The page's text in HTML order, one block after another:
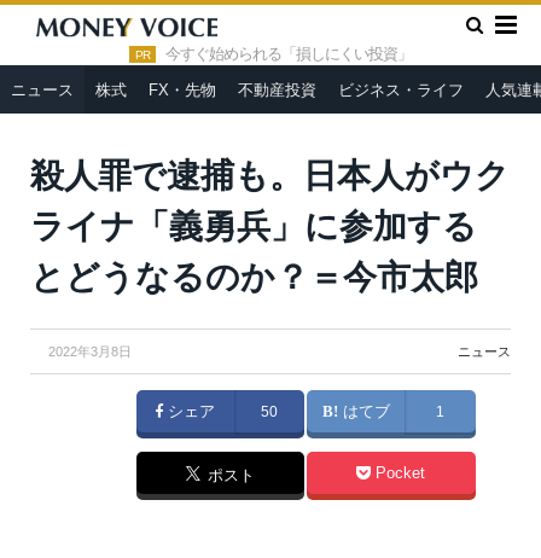
PR 今すぐ始められる「損しにくい投資」
ニュース 株式 FX・先物 不動産投資 ビジネス・ライフ 人気連
HOME » ニュース »
殺人罪で逮捕も。日本人がウクライナ「義
勇兵」に参加するとどうなるのか？＝今市太郎
殺人罪で逮捕も。日本人がウク
ライナ「義勇兵」に参加する
とどうなるのか？＝今市太郎
2022年3月8日 ニュース
シェア 50 はてブ 1
ポスト Pocket